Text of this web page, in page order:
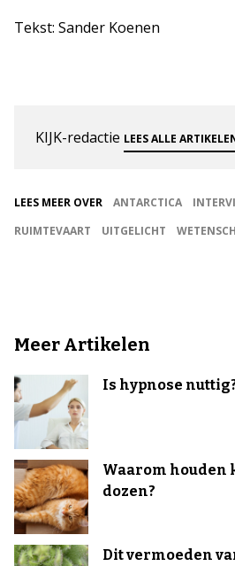
Tekst: Sander Koenen
KIJK-redactie LEES ALLE
LEES MEER OVER ANTARCTICA
RUIMTEVAART
UITGELICHT
Meer Artikelen
Is hypnose
Waarom houden
dozen?
Dit vermoeden